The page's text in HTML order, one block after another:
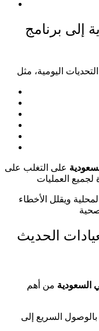
إلى برنامج
على التغلب على
ويقلل الأخطاء
الحديث
السعودية من أهم